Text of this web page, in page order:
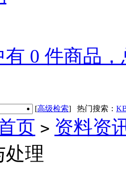
0 件商品
[高级检索] 热门搜索：
页 > 资料资
处理